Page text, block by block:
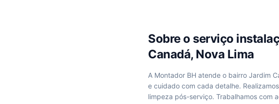
Sobre o serviço
Canadá, Nova Lima
A Montador BH atende o bairro Jardim
e cuidado com cada detalhe. Realizamos
limpeza pós-serviço. Trabalhamos com